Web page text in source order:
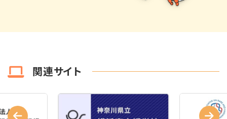
関連サイト